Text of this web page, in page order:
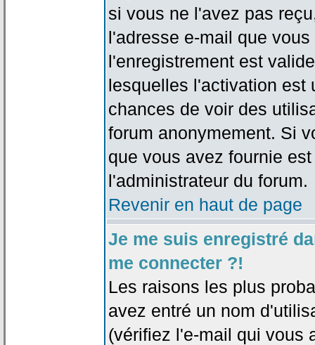
si vous ne l'avez pas
l'adresse e-mail que
l'enregistrement est
lesquelles l'activation est
chances de voir des
forum anonymement. Si
que vous avez fournie
l'administrateur du forum.
Revenir en haut de page
Je me suis enregistré
me connecter ?!
Les raisons les plus
avez entré un nom
(vérifiez l'e-mail qui vous